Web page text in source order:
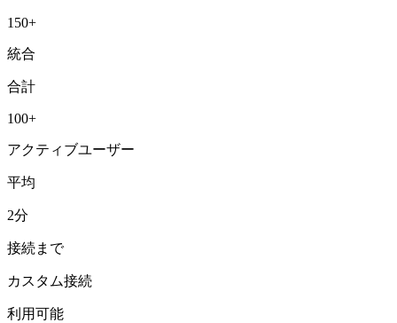
150+
統合
合計
100+
アクティブユーザー
平均
2分
接続まで
カスタム接続
利用可能